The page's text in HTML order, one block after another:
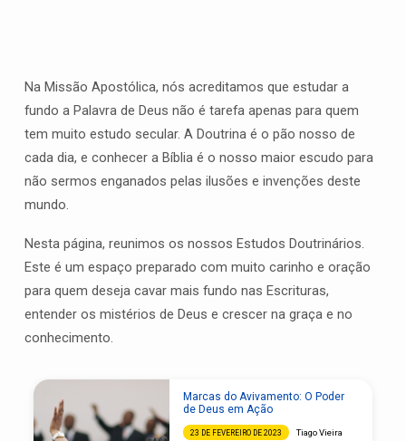
Estudos
Doutrinários
(Page
2)
Na Missão Apostólica, nós acreditamos que estudar a
fundo a Palavra de Deus não é tarefa apenas para quem
tem muito estudo secular. A Doutrina é o pão nosso de
cada dia, e conhecer a Bíblia é o nosso maior escudo para
não sermos enganados pelas ilusões e invenções deste
mundo.
Nesta página, reunimos os nossos Estudos Doutrinários.
Este é um espaço preparado com muito carinho e oração
para quem deseja cavar mais fundo nas Escrituras,
entender os mistérios de Deus e crescer na graça e no
conhecimento.
Marcas do Avivamento: O Poder
de Deus em Ação
23 DE FEVEREIRO DE 2023 Tiago Vieira